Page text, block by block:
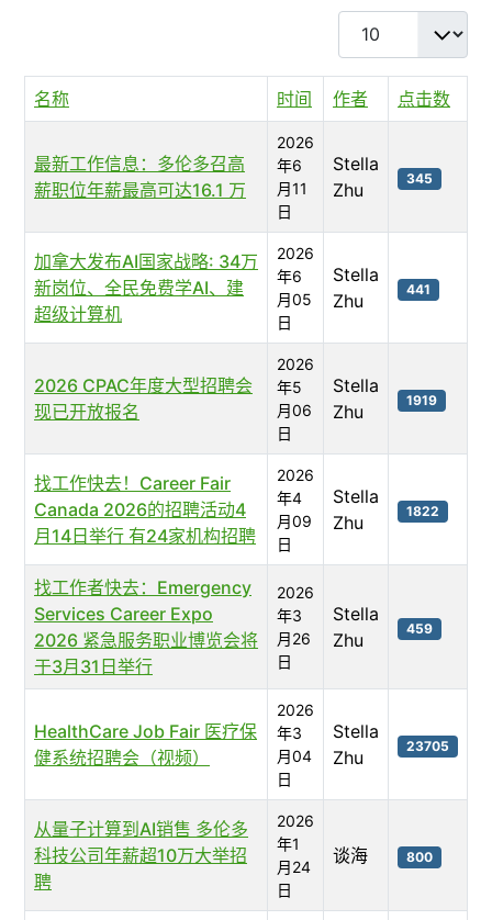
每页显示条数
名称 时间 作者 点击数
最新工作信息：多伦多召高
薪职位年薪最高可达16.1 万
2026
年6
月11
日
Stella
Zhu
345
加拿大发布AI国家战略: 34万
新岗位、全民免费学AI、建
超级计算机
2026
年6
月05
日
Stella
Zhu
441
2026 CPAC年度大型招聘会
现已开放报名
2026
年5
月06
日
Stella
Zhu
1919
找工作快去！Career Fair
Canada 2026的招聘活动4
月14日举行 有24家机构招聘
2026
年4
月09
日
Stella
Zhu
1822
找工作者快去：Emergency
Services Career Expo
2026 紧急服务职业博览会将
于3月31日举行
2026
年3
月26
日
Stella
Zhu
459
HealthCare Job Fair 医疗保
健系统招聘会（视频）
2026
年3
月04
日
Stella
Zhu
23705
从量子计算到AI销售 多伦多
科技公司年薪超10万大举招
聘
2026
年1
月24
日
谈海 800